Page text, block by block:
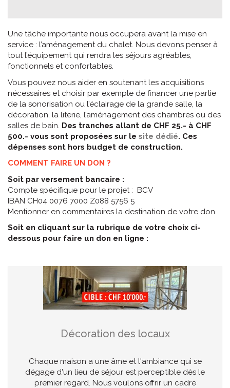
Une tâche importante nous occupera avant la mise en
service : l’aménagement du chalet. Nous devons penser à
tout l’équipement qui rendra les séjours agréables,
fonctionnels et confortables.
Vous pouvez nous aider en soutenant les acquisitions
nécessaires et choisir par exemple de financer une partie
de la sonorisation ou l’éclairage de la grande salle, la
décoration, la literie, l’aménagement des chambres ou des
salles de bain. Des tranches allant de CHF 25.- à CHF
500.- vous sont proposées sur le site dédié. Ces
dépenses sont hors budget de construction.
COMMENT FAIRE UN DON ?
Soit par versement bancaire :
Compte spécifique pour le projet : BCV
IBAN CH04 0076 7000 Z088 5756 5
Mentionner en commentaires la destination de votre don.
Soit en cliquant sur la rubrique de votre choix ci-
dessous pour faire un don en ligne :
Décoration des locaux
Chaque maison a une âme et l'ambiance qui se
dégage d'un lieu de séjour est perceptible dès le
premier regard. Nous voulons offrir un cadre